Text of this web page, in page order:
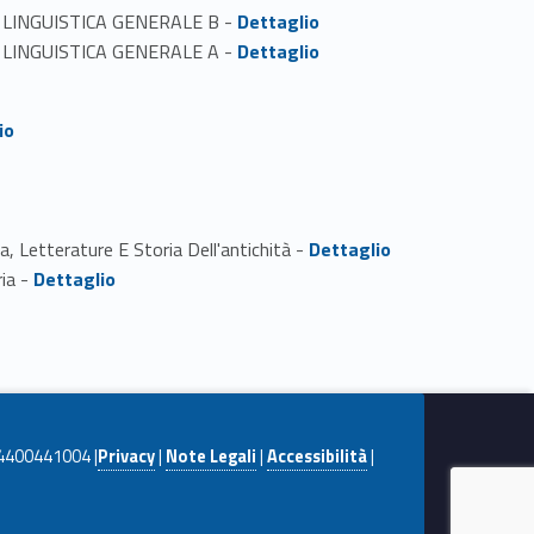
GENERALE B - Link identifier #identifier_person_135988-1
Dettaglio
GENERALE A - Link identifier #identifier_person_164095-2
Dettaglio
Letterature E Storia Dell'antichità - Link identifier #identifier_person_70452-5
Dettaglio
- Link identifier #identifier_person_132547-6
Dettaglio
|Privacy| Note Legali|Accessibilità|